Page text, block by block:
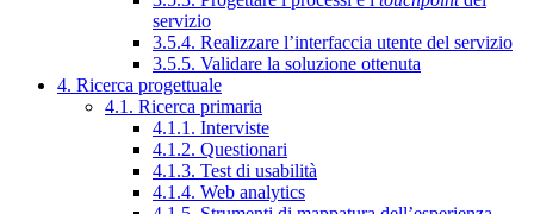
servizio
3.5.4. Realizzare l’interfaccia utente del servizio
3.5.5. Validare la soluzione ottenuta
4. Ricerca progettuale
4.1. Ricerca primaria
4.1.1. Interviste
4.1.2. Questionari
4.1.3. Test di usabilità
4.1.4. Web analytics